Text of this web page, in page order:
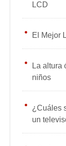
LCD
El Mejor
La altura
niños
¿Cuáles
un